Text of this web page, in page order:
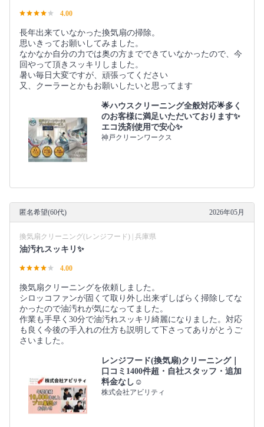
4.00
長年出来ていなかった換気扇の掃除。
思いきってお願いしてみました。
なかなか自分の力では奥の方までできていなかったので、今
回やって頂きスッキリしました。
暑い毎日大変ですが、頑張ってください
又、クーラーとかもお願いしたいと思ってます
🌟ハウスクリーニング全般対応🌟多く
のお客様に満足いただいております✨
エコ洗剤使用で安心✨
神戸クリーンワークス
匿名希望(60代) 2026年05月
換気扇クリーニング(レンジフード) | 兵庫県
油汚れスッキリ✨
4.00
換気扇クリーニングを依頼しました。
シロッコファンが固くて取り外し出来ずしばらく掃除してな
かったので油汚れが気になってました。
作業も手早く30分で油汚れスッキリ綺麗になりました。対応
も良く今後の手入れの仕方も説明して下さってありがとうご
さいました。
レンジフード(換気扇)クリーニング｜
口コミ1400件超・自社スタッフ・追加
料金なし☺️
株式会社アビリティ